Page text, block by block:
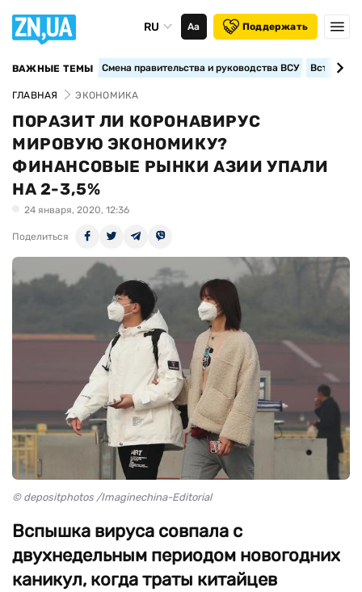
RU Аа Поддержать
ВАЖНЫЕ ТЕМЫ Смена правительства и руководства ВСУ
ГЛАВНАЯ ЭКОНОМИКА
ПОРАЗИТ ЛИ КОРОНАВИРУС
МИРОВУЮ ЭКОНОМИКУ?
ФИНАНСОВЫЕ РЫНКИ АЗИИ УПАЛИ
НА 2-3,5%
24 января, 2020, 12:36
Поделиться
© depositphotos /Imaginechina-Editorial
Вспышка вируса совпала с
двухнедельным периодом новогодних
каникул, когда траты китайцев